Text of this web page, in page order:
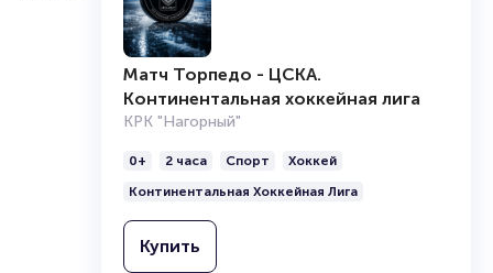
Матч Торпедо - ЦСКА.
Континентальная хоккейная лига
КРК "Нагорный"
0+ 2 часа Спорт
Хоккей
Континентальная Хоккейная Лига
Купить